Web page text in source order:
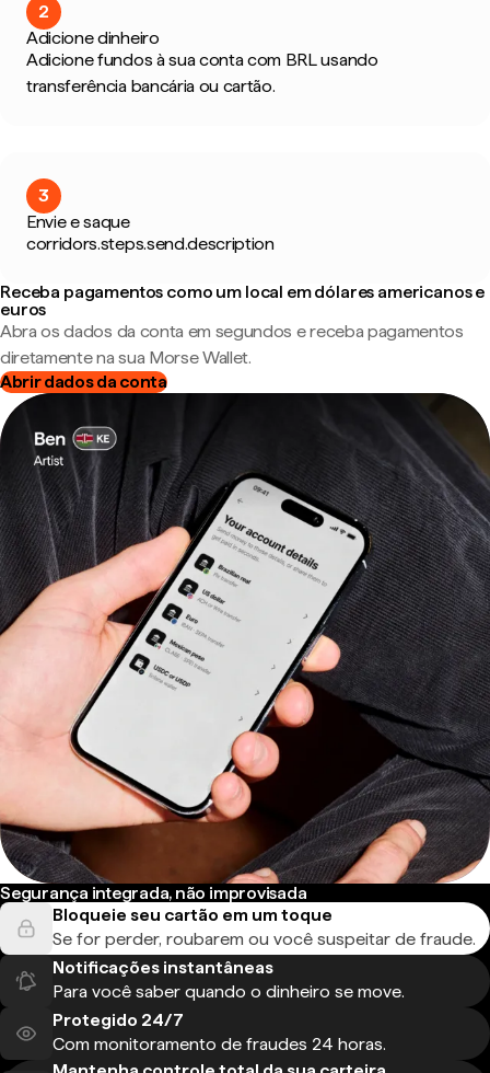
2
Adicione dinheiro
Adicione fundos à sua conta com BRL usando
transferência bancária ou cartão.
3
Envie e saque
corridors.steps.send.description
Receba pagamentos como um local em dólares americanos e
euros
Abra os dados da conta em segundos e receba pagamentos
diretamente na sua Morse Wallet.
Abrir dados da conta
Segurança integrada, não improvisada
Bloqueie seu cartão em um toque
Se for perder, roubarem ou você suspeitar de fraude.
Notificações instantâneas
Para você saber quando o dinheiro se move.
Protegido 24/7
Com monitoramento de fraudes 24 horas.